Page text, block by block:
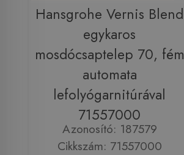
Hansgrohe Vernis Blend
egykaros
mosdócsaptelep 70, fém
automata
lefolyógarnitúrával
71557000
Azonosító: 187579
Cikkszám: 71557000